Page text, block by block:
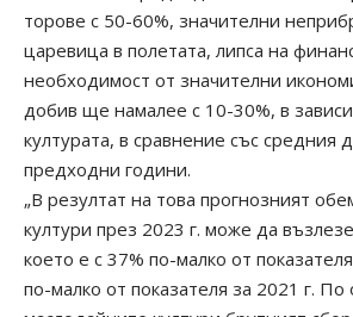
торове с 50-60%, значителни
царевица в полетата, липса на
необходимост от значителни
добив ще намалее с 10-30%, в
културата, в сравнение със средния
предходни години.
„В резултат на това прогнозният
култури през 2023 г. може да
което е с 37% по-малко от
по-малко от показателя за 2021 г.